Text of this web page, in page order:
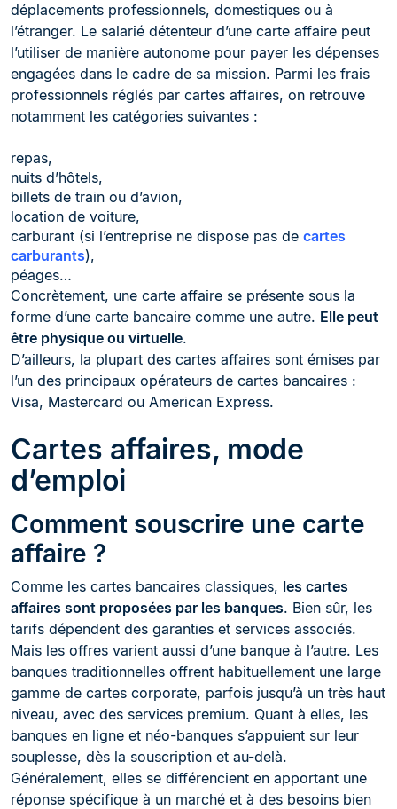
déplacements professionnels, domestiques ou à
l’étranger. Le salarié détenteur d’une carte affaire peut
l’utiliser de manière autonome pour payer les dépenses
engagées dans le cadre de sa mission. Parmi les frais
professionnels réglés par cartes affaires, on retrouve
notamment les catégories suivantes :
repas,
nuits d’hôtels,
billets de train ou d’avion,
location de voiture,
carburant (si l’entreprise ne dispose pas de cartes
carburants),
péages…
Concrètement, une carte affaire se présente sous la
forme d’une carte bancaire comme une autre. Elle peut
être physique ou virtuelle.
D’ailleurs, la plupart des cartes affaires sont émises par
l’un des principaux opérateurs de cartes bancaires :
Visa, Mastercard ou American Express.
Cartes affaires, mode
d’emploi
Comment souscrire une carte
affaire ?
Comme les cartes bancaires classiques, les cartes
affaires sont proposées par les banques. Bien sûr, les
tarifs dépendent des garanties et services associés.
Mais les offres varient aussi d’une banque à l’autre. Les
banques traditionnelles offrent habituellement une large
gamme de cartes corporate, parfois jusqu’à un très haut
niveau, avec des services premium. Quant à elles, les
banques en ligne et néo-banques s’appuient sur leur
souplesse, dès la souscription et au-delà.
Généralement, elles se différencient en apportant une
réponse spécifique à un marché et à des besoins bien